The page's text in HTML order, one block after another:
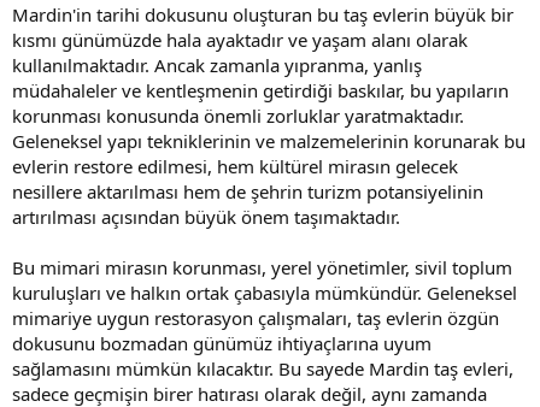
Mardin'in tarihi dokusunu oluşturan bu taş evlerin büyük bir
kısmı günümüzde hala ayaktadır ve yaşam alanı olarak
kullanılmaktadır. Ancak zamanla yıpranma, yanlış
müdahaleler ve kentleşmenin getirdiği baskılar, bu yapıların
korunması konusunda önemli zorluklar yaratmaktadır.
Geleneksel yapı tekniklerinin ve malzemelerinin korunarak bu
evlerin restore edilmesi, hem kültürel mirasın gelecek
nesillere aktarılması hem de şehrin turizm potansiyelinin
artırılması açısından büyük önem taşımaktadır.
Bu mimari mirasın korunması, yerel yönetimler, sivil toplum
kuruluşları ve halkın ortak çabasıyla mümkündür. Geleneksel
mimariye uygun restorasyon çalışmaları, taş evlerin özgün
dokusunu bozmadan günümüz ihtiyaçlarına uyum
sağlamasını mümkün kılacaktır. Bu sayede Mardin taş evleri,
sadece geçmişin birer hatırası olarak değil, aynı zamanda